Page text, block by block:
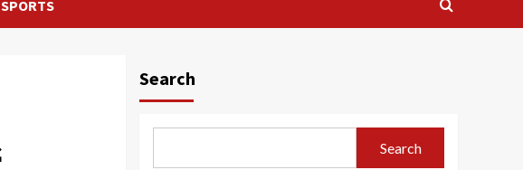
SPORTS
Search
Search